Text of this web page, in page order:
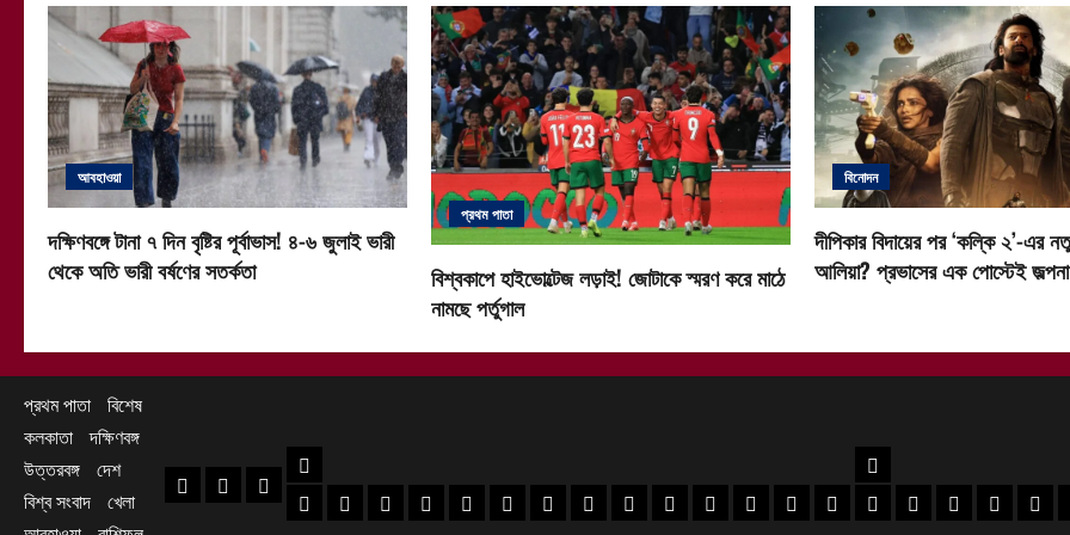
আবহাওয়া
দক্ষিণবঙ্গে টানা ৭ দিন বৃষ্টির পূর্বাভাস! ৪-৬ জুলাই ভারী
থেকে অতি ভারী বর্ষণের সতর্কতা
প্রথম পাতা
বিশ্বকাপে হাইভোল্টেজ লড়াই! জোটাকে স্মরণ করে মাঠে
নামছে পর্তুগাল
বিনোদন
দীপিকার বিদায়ের পর ‘কল্কি ২’-এর
আলিয়া? প্রভাসের এক পোস্টেই জল্পনা
প্রথম পাতা বিশেষ
কলকাতা দক্ষিণবঙ্গ
উত্তরবঙ্গ দেশ
বিশ্ব সংবাদ খেলা
প্রথম পাতা
বিশেষ কলকাতা
দক্ষিণবঙ্গ
হাওড়া খবরদক্ষিণ ২৪ পরগনা খবর
উত্তর ২৪ পরগনা খবর
হুগলি খবরনদিয়া খবরপূর্ব মেদিনীপুর খবর
পশ্চিম মেদিনীপুর খবর
ঝাড়গ্রাম খবর
পুরুলিয়া খবর
বাঁকুড়া খবরপশ্চিম বর্ধমান খবর
পূর্ব বর্ধমান খবর
বীরভূম খবরমুর্শিদাবাদ খবর
উত্তরবঙ্গ
কোচবিহার নিউজ
আলিপুরদুয়ার খবর
জলপাইগুড়ি খবর
শিলিগুড়ি